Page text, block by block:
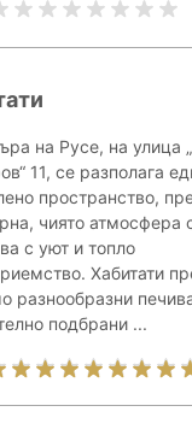
на Русе, на улица
11, се разполага
пространство,
чиято атмосфера
с уют и топло
Хабитати
разнообразни
подбрани ...